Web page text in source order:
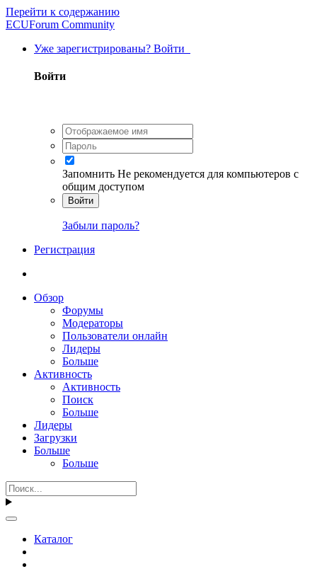
Перейти к содержанию
ECUForum Community
Уже зарегистрированы? Войти
Войти
Запомнить Не рекомендуется для компьютеров с
общим доступом
Войти
Забыли пароль?
Регистрация
Обзор
Форумы
Модераторы
Пользователи онлайн
Лидеры
Больше
Активность
Активность
Поиск
Больше
Лидеры
Загрузки
Больше
Больше
Каталог